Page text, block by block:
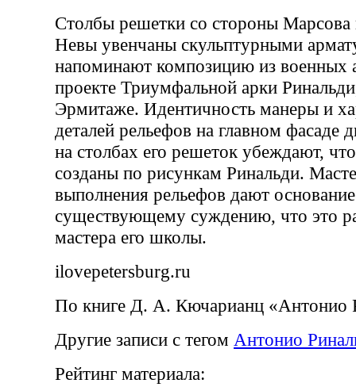
Столбы решетки со стороны Марсова
Невы увенчаны скульптурными
напоминают композицию из военных
проекте Триумфальной арки
Эрмитаже. Идентичность манеры и
деталей рельефов на главном фасаде
на столбах его решеток убеждают,
созданы по рисункам Ринальди.
выполнения рельефов дают
существующему суждению, что это
мастера его школы.
ilovepetersburg.ru
По книге Д. А. Кючарианц «Антонио
Другие записи с тегом Антонио
Рейтинг материала: